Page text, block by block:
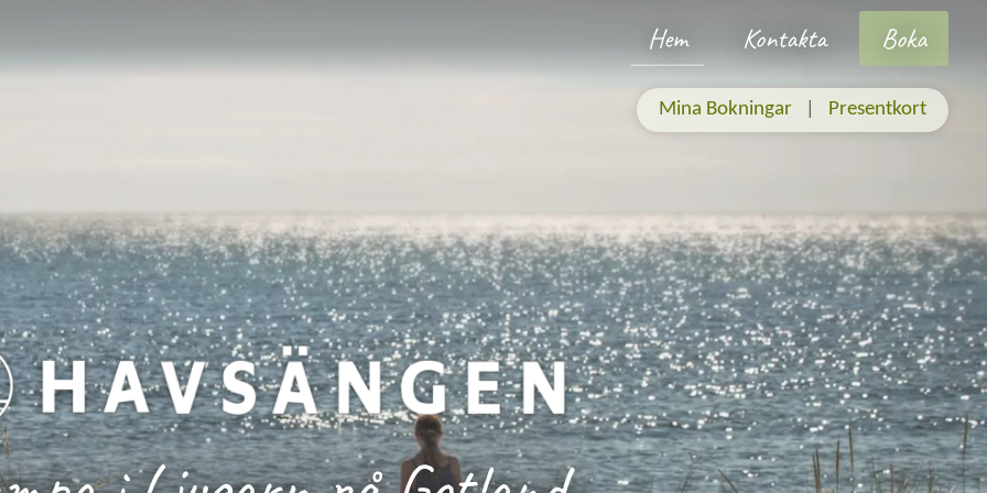
Hem Kontakta Boka
Mina Bokningar Presentkort